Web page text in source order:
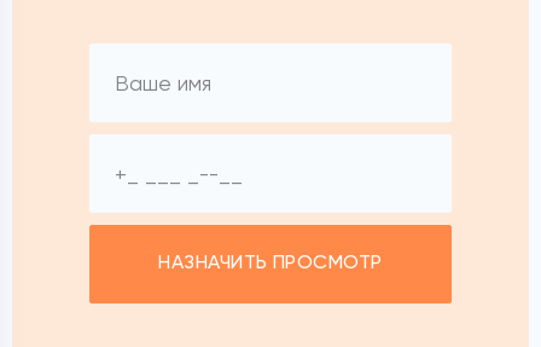
НАЗНАЧИТЬ ПРОСМОТР